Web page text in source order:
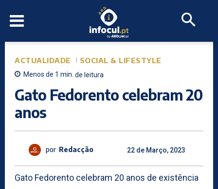
ACTUALIDADE SOCIAL & LIFESTYLE
Menos de 1 min. de leitura
Gato Fedorento celebram 20
anos
por Redacção 22 de Março, 2023
Gato Fedorento celebram 20 anos de existência